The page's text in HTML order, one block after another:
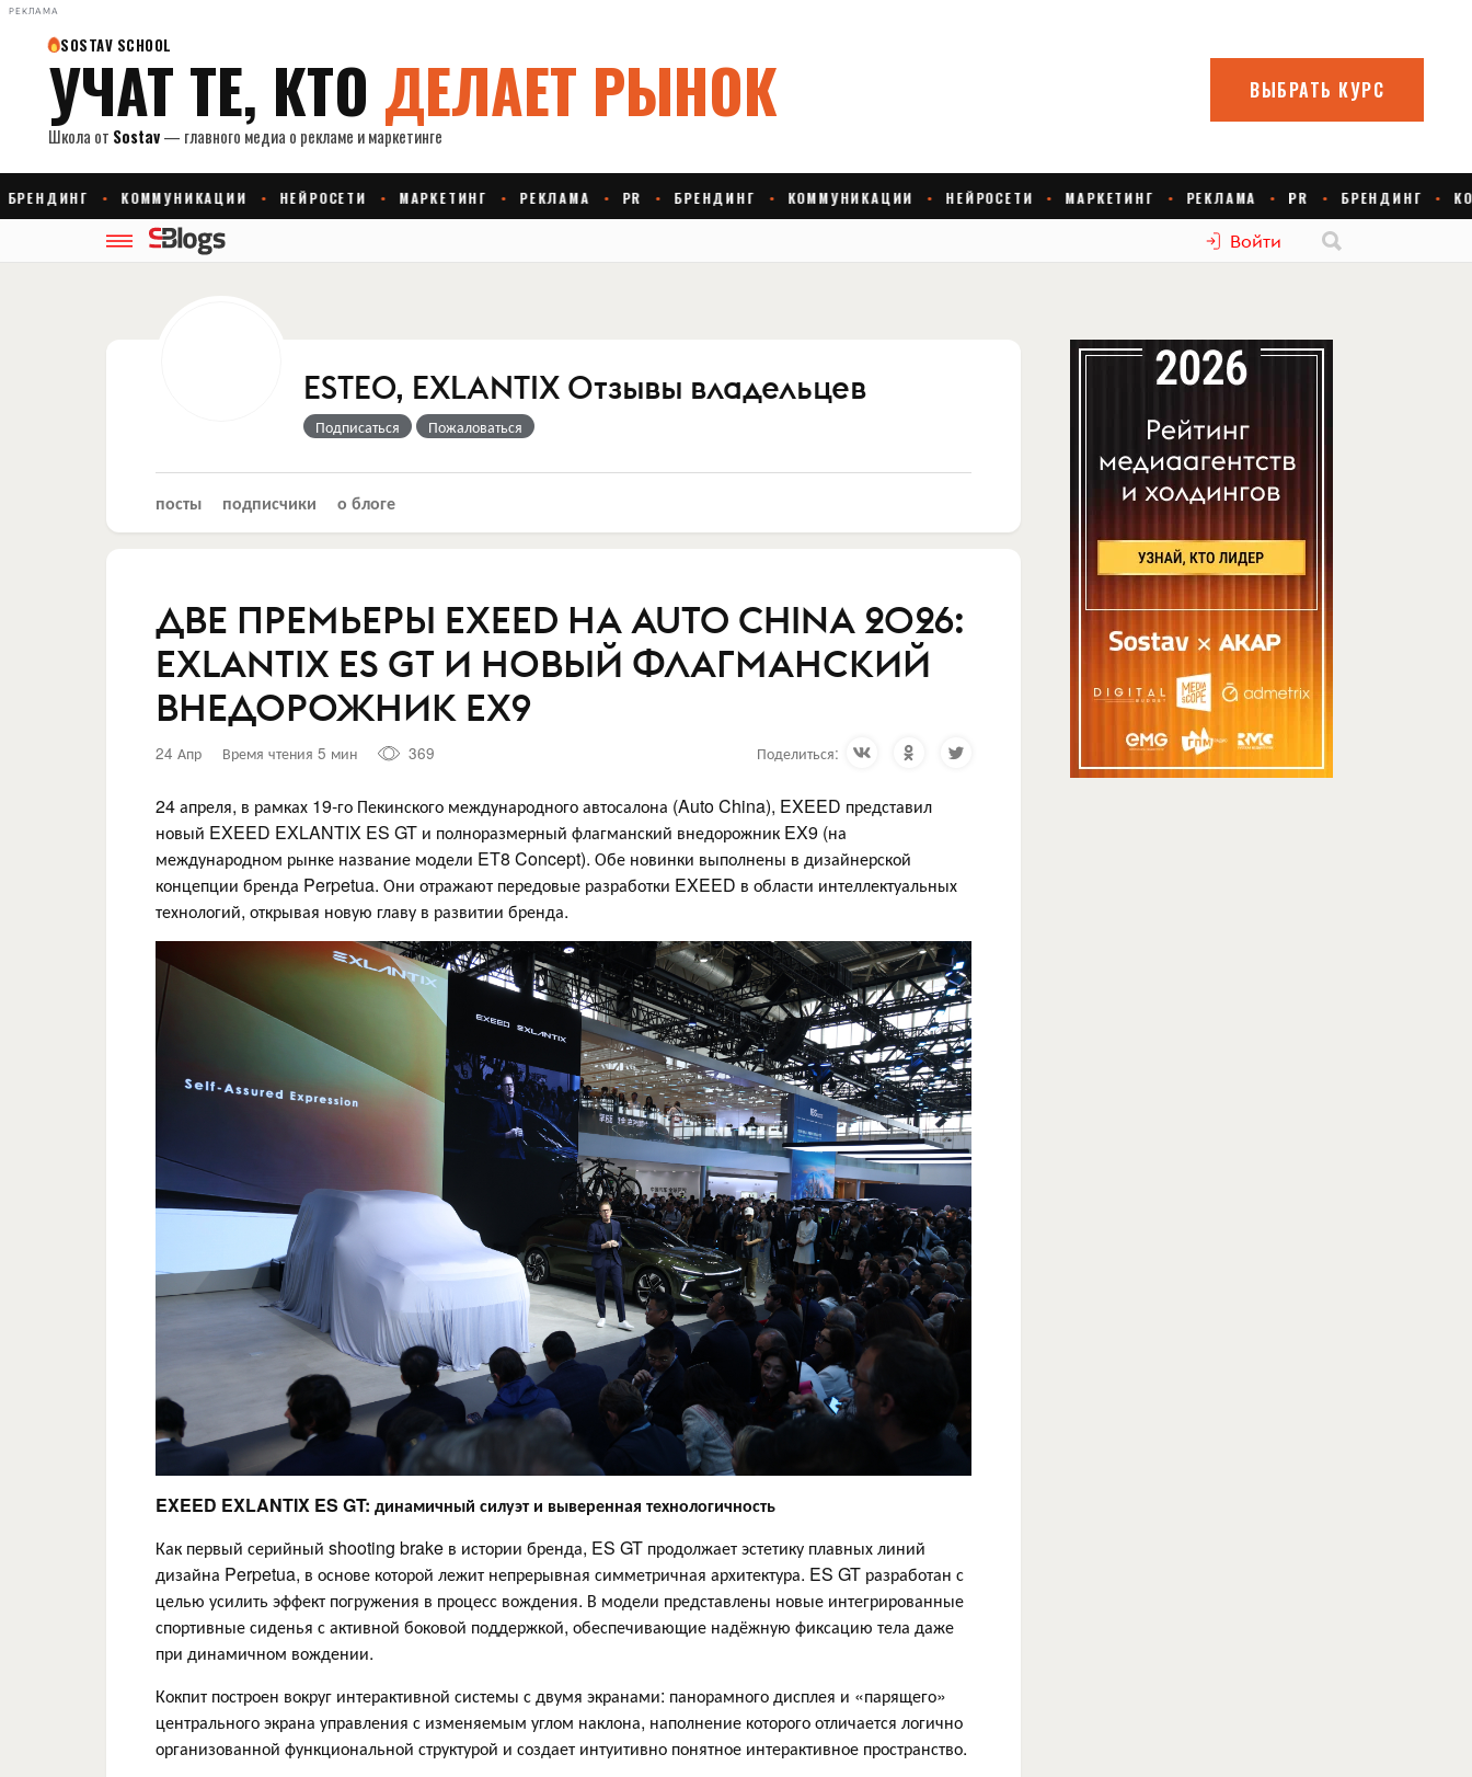
РЕКЛАМА
Войти
ESTEO, EXLANTIX Отзывы владельцев
Подписаться Пожаловаться
посты подписчики о блоге
ДВЕ ПРЕМЬЕРЫ EXEED НА AUTO CHINA 2026:
EXLANTIX ES GT И НОВЫЙ ФЛАГМАНСКИЙ
ВНЕДОРОЖНИК EX9
24 Апр Время чтения 5 мин 369 Поделиться:
24 апреля, в рамках 19-го Пекинского международного автосалона (Auto China), EXEED представил
новый EXEED EXLANTIX ES GT и полноразмерный флагманский внедорожник EX9 (на
международном рынке название модели ET8 Concept). Обе новинки выполнены в дизайнерской
концепции бренда Perpetua. Они отражают передовые разработки EXEED в области интеллектуальных
технологий, открывая новую главу в развитии бренда.
EXEED EXLANTIX ES GT: динамичный силуэт и выверенная технологичность
Как первый серийный shooting brake в истории бренда, ES GT продолжает эстетику плавных линий
дизайна Perpetua, в основе которой лежит непрерывная симметричная архитектура. ES GT разработан с
целью усилить эффект погружения в процесс вождения. В модели представлены новые интегрированные
спортивные сиденья с активной боковой поддержкой, обеспечивающие надёжную фиксацию тела даже
при динамичном вождении.
Кокпит построен вокруг интерактивной системы с двумя экранами: панорамного дисплея и «парящего»
центрального экрана управления с изменяемым углом наклона, наполнение которого отличается логично
организованной функциональной структурой и создает интуитивно понятное интерактивное пространство.